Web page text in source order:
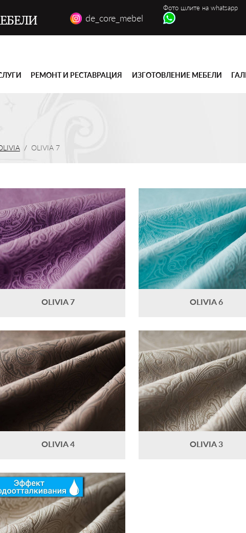
de_core_mebel
Фото шлите на whatsapp
РЕМОНТ И РЕСТАВРАЦИЯ ИЗГОТОВЛЕНИЕ МЕБЕЛИ
OLIVIA 7
OLIVIA 7 OLIVIA 6
OLIVIA 4 OLIVIA 3